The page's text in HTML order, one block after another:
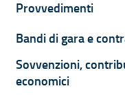
Provvedimenti
Bandi di gara e
Sovvenzioni,
economici